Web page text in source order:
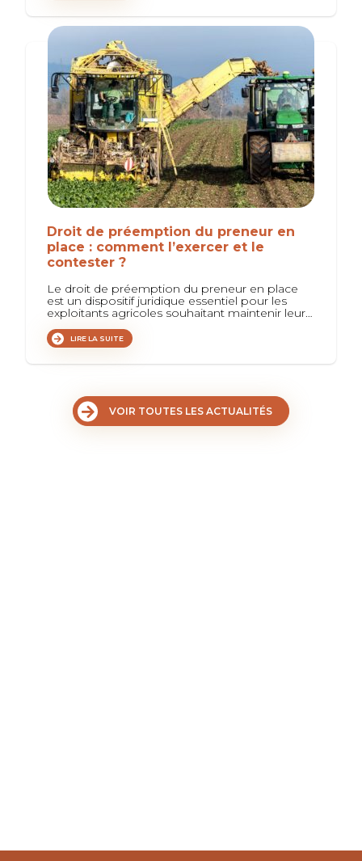
Droit de préemption du preneur en
place : comment l’exercer et le
contester ?
Le droit de préemption du preneur en place
est un dispositif juridique essentiel pour les
exploitants agricoles souhaitant maintenir leur…
LIRE LA SUITE
VOIR TOUTES LES ACTUALITÉS